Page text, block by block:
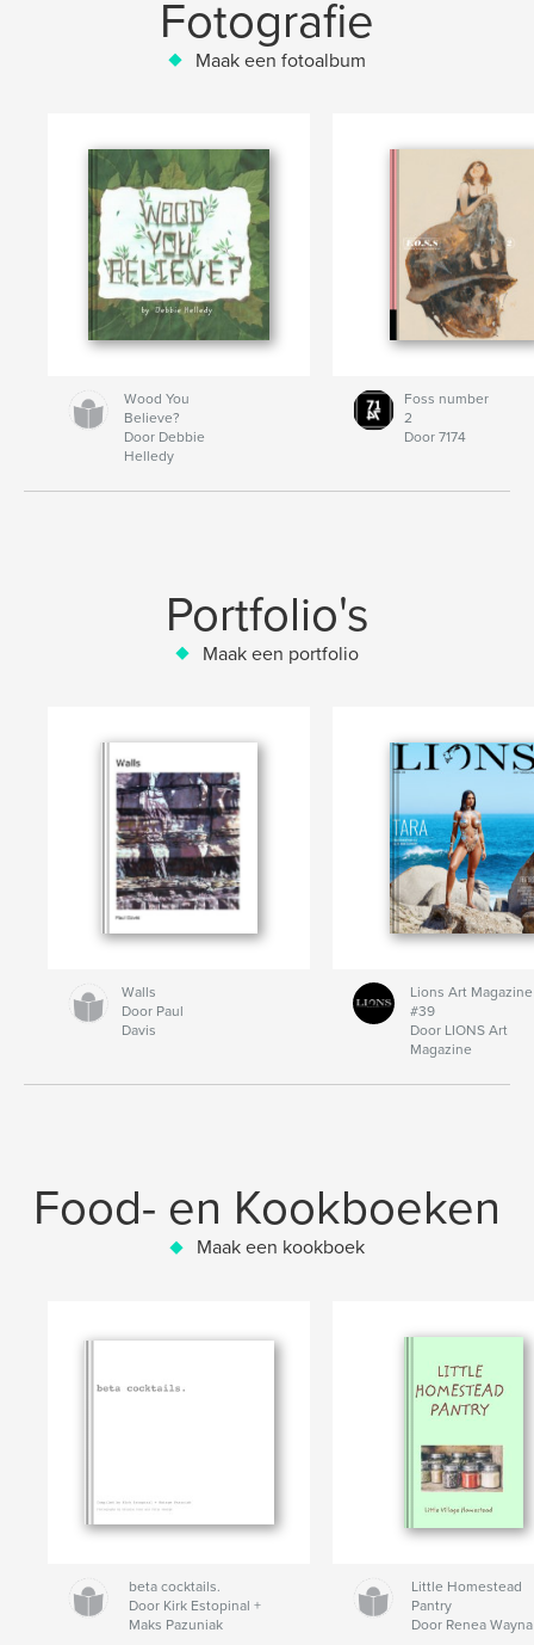
Fotografie
Maak een fotoalbum
Wood You
Believe?
Door Debbie
Helledy
Foss number
2
Door 7174
Portfolio's
Maak een portfolio
Walls
Door Paul
Davis
Lions Art Magazine
#39
Door LIONS Art
Magazine
Food- en Kookboeken
Maak een kookboek
beta cocktails.
Door Kirk Estopinal +
Maks Pazuniak
Little Homestead
Pantry
Door Renea Wayna